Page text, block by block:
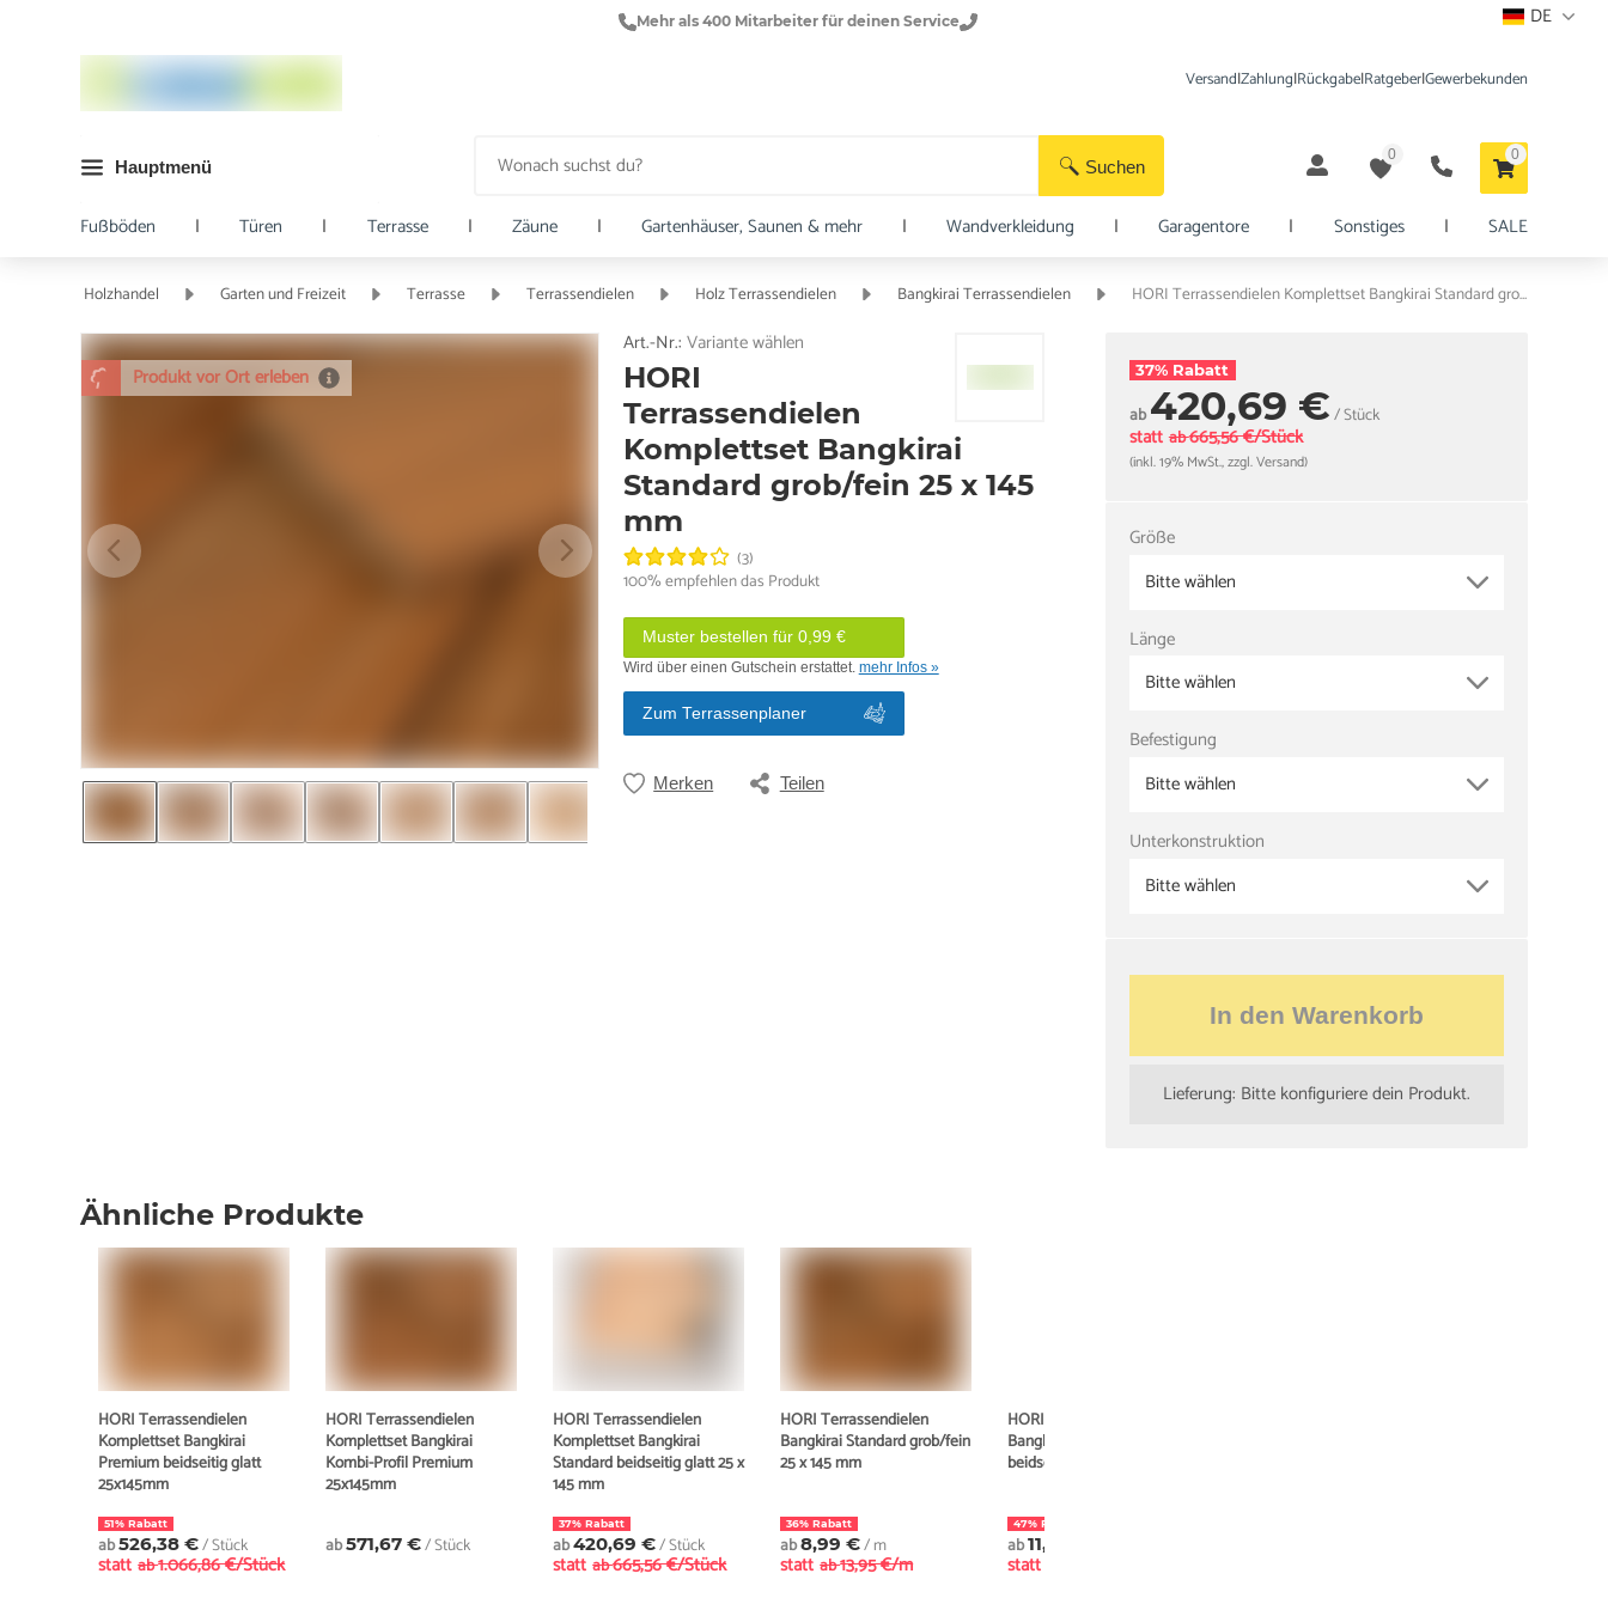
Mehr als 400 Mitarbeiter für deinen Service DE
Suchen
Versand|Zahlung|Rückgabe|Ratgeber|Gewerbekunden
Hauptmenü
0 0
Fußböden | Türen | Terrasse | Zäune | Gartenhäuser, Saunen & mehr | Wandverkleidung | Garagentore | Sonstiges | SALE
Holzhandel Garten und Freizeit Terrasse Terrassendielen Holz Terrassendielen Bangkirai Terrassendielen HORI Terrassendielen Komplettset Bangkirai Standard grob/fein 25 x 145 mm
Produkt vor Ort erleben
Art.-Nr.: Variante wählen
HORI
Terrassendielen
Komplettset Bangkirai
Standard grob/fein 25 x 145
mm
(3)
100% empfehlen das Produkt
Muster bestellen für 0,99 €
Wird über einen Gutschein erstattet. mehr Infos »
Zum Terrassenplaner
Merken Teilen
37% Rabatt
ab420,69 €/ Stück
statt ab665,56 €/Stück
(inkl. 19% MwSt., zzgl. Versand)
Größe
Bitte wählen
Länge
Bitte wählen
Befestigung
Bitte wählen
Unterkonstruktion
Bitte wählen
In den Warenkorb
Lieferung: Bitte konfiguriere dein Produkt.
Ähnliche Produkte
HORI Terrassendielen
Komplettset Bangkirai
Premium beidseitig glatt
25x145mm
51% Rabatt
ab526,38 €/ Stück
statt ab1.066,86 €/Stück
HORI Terrassendielen
Komplettset Bangkirai
Kombi-Profil Premium
25x145mm
ab571,67 €/ Stück
HORI Terrassendielen
Komplettset Bangkirai
Standard beidseitig glatt 25 x
145 mm
37% Rabatt
ab420,69 €/ Stück
statt ab665,56 €/Stück
HORI Terrassendielen
Bangkirai Standard grob/fein
25 x 145 mm
36% Rabatt
ab8,99 €/ m
statt ab13,95 €/m
HORI Terrassendielen
Bangkirai Premium
beidseitig glatt 25x145mm
47% Rabatt
ab11,49 €
statt